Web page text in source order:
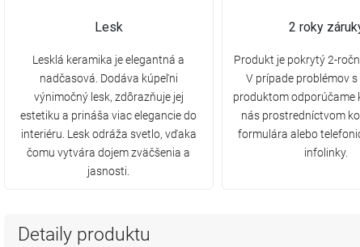
Lesk
Lesklá keramika je elegantná a
nadčasová. Dodáva kúpeľni
výnimočný lesk, zdôrazňuje jej
estetiku a prináša viac elegancie do
interiéru. Lesk odráža svetlo, vďaka
čomu vytvára dojem zväčšenia a
jasnosti.
2 roky
Produkt je pokrytý 2-
V prípade problémov
produktom odporúčame
nás prostredníctvom
formulára alebo
infolinky.
Detaily produktu